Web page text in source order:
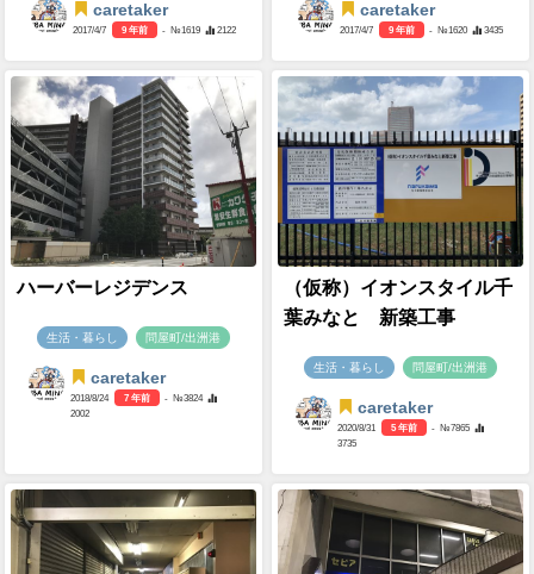
caretaker
2017/4/7 9 年前 - №1619 2122
caretaker
2017/4/7 9 年前 - №1620 3435
ハーバーレジデンス
生活・暮らし 問屋町/出洲港
caretaker
2018/8/24 7 年前
- №3824
2002
（仮称）イオンスタイル千
葉みなと 新築工事
生活・暮らし 問屋町/出洲港
caretaker
2020/8/31 5 年前
- №7865
3735